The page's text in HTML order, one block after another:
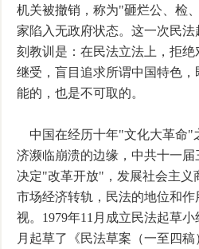
机关被撤销，称为"砸烂公、检
家陷入无政府状态。这一次民法
刻教训是：在民法立法上，拒绝
继受，盲目追求所谓中国特色，
能的，也是不可取的。
中国在经历十年"文化大革命"
济濒临崩溃的边缘，中共十一届
决定"改革开放"，发展社会主义
市场经济转轨，民法的地位和作
视。1979年11月成立民法起草小
月起草了《民法草案（一至四